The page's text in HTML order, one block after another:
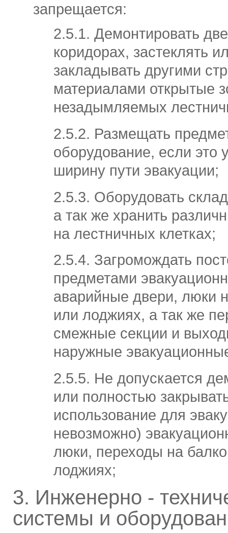
запрещается:
2.5.1. Демонтировать
коридорах, застеклять
закладывать другими
материалами открытые
незадымляемых
2.5.2. Размещать
оборудование, если это
ширину пути эвакуации;
2.5.3. Оборудовать
а так же хранить
на лестничных клетках;
2.5.4. Загромождать
предметами
аварийные двери, люки
или лоджиях, а так же
смежные секции и
наружные
2.5.5. Не допускается
или полностью
использование для
невозможно)
люки, переходы на
лоджиях;
3. Инженерно -
системы и